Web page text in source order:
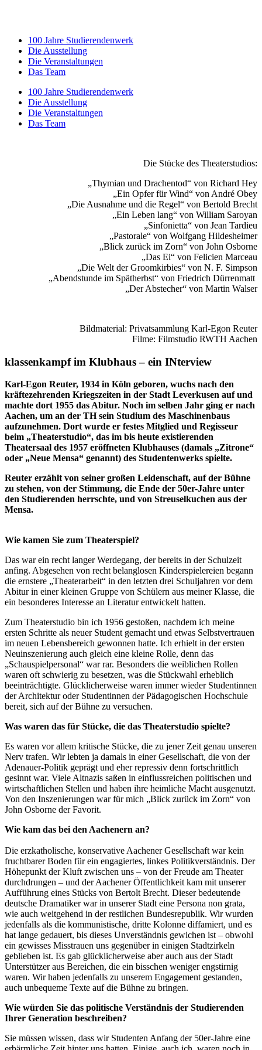
100 Jahre Studierendenwerk
Die Ausstellung
Die Veranstaltungen
Das Team
100 Jahre Studierendenwerk
Die Ausstellung
Die Veranstaltungen
Das Team
Die Stücke des Theaterstudios:
„Thymian und Drachentod“ von Richard Hey
„Ein Opfer für Wind“ von André Obey
„Die Ausnahme und die Regel“ von Bertold Brecht
„Ein Leben lang“ von William Saroyan
„Sinfonietta“ von Jean Tardieu
„Pastorale“ von Wolfgang Hildesheimer
„Blick zurück im Zorn“ von John Osborne
„Das Ei“ von Felicien Marceau
„Die Welt der Groomkirbies“ von N. F. Simpson
„Abendstunde im Spätherbst“ von Friedrich Dürrenmatt
„Der Abstecher“ von Martin Walser
Bildmaterial: Privatsammlung Karl-Egon Reuter
Filme: Filmstudio RWTH Aachen
klassenkampf im Klubhaus – ein INterview
Karl-Egon Reuter, 1934 in Köln geboren, wuchs nach den
kräftezehrenden Kriegszeiten in der Stadt Leverkusen auf und
machte dort 1955 das Abitur. Noch im selben Jahr ging er nach
Aachen, um an der TH sein Studium des Maschinenbaus
aufzunehmen. Dort wurde er festes Mitglied und Regisseur
beim „Theaterstudio“, das im bis heute existierenden
Theatersaal des 1957 eröffneten Klubhauses (damals „Zitrone“
oder „Neue Mensa“ genannt) des Studentenwerks spielte.
Reuter erzählt von seiner großen Leidenschaft, auf der Bühne
zu stehen, von der Stimmung, die Ende der 50er-Jahre unter
den Studierenden herrschte, und von Streuselkuchen aus der
Mensa.
Wie kamen Sie zum Theaterspiel?
Das war ein recht langer Werdegang, der bereits in der Schulzeit
anfing. Abgesehen von recht belanglosen Kinderspielereien begann
die ernstere „Theaterarbeit“ in den letzten drei Schuljahren vor dem
Abitur in einer kleinen Gruppe von Schülern aus meiner Klasse, die
ein besonderes Interesse an Literatur entwickelt hatten.
Zum Theaterstudio bin ich 1956 gestoßen, nachdem ich meine
ersten Schritte als neuer Student gemacht und etwas Selbstvertrauen
im neuen Lebensbereich gewonnen hatte. Ich erhielt in der ersten
Neuinszenierung auch gleich eine kleine Rolle, denn das
„Schauspielpersonal“ war rar. Besonders die weiblichen Rollen
waren oft schwierig zu besetzen, was die Stückwahl erheblich
beeinträchtigte. Glücklicherweise waren immer wieder Studentinnen
der Architektur oder Studentinnen der Pädagogischen Hochschule
bereit, sich auf der Bühne zu versuchen.
Was waren das für Stücke, die das Theaterstudio spielte?
Es waren vor allem kritische Stücke, die zu jener Zeit genau unseren
Nerv trafen. Wir lebten ja damals in einer Gesellschaft, die von der
Adenauer-Politik geprägt und eher repressiv denn fortschrittlich
gesinnt war. Viele Altnazis saßen in einflussreichen politischen und
wirtschaftlichen Stellen und haben ihre heimliche Macht ausgenutzt.
Von den Inszenierungen war für mich „Blick zurück im Zorn“ von
John Osborne der Favorit.
Wie kam das bei den Aachenern an?
Die erzkatholische, konservative Aachener Gesellschaft war kein
fruchtbarer Boden für ein engagiertes, linkes Politikverständnis. Der
Höhepunkt der Kluft zwischen uns – von der Freude am Theater
durchdrungen – und der Aachener Öffentlichkeit kam mit unserer
Aufführung eines Stücks von Bertolt Brecht. Dieser bedeutende
deutsche Dramatiker war in unserer Stadt eine Persona non grata,
wie auch weitgehend in der restlichen Bundesrepublik. Wir wurden
jedenfalls als die kommunistische, dritte Kolonne diffamiert, und es
hat lange gedauert, bis dieses Unverständnis gewichen ist – obwohl
ein gewisses Misstrauen uns gegenüber in einigen Stadtzirkeln
geblieben ist. Es gab glücklicherweise aber auch aus der Stadt
Unterstützer aus Bereichen, die ein bisschen weniger engstirnig
waren. Wir haben jedenfalls zu unserem Engagement gestanden,
auch unbequeme Texte auf die Bühne zu bringen.
Wie würden Sie das politische Verständnis der Studierenden
Ihrer Generation beschreiben?
Sie müssen wissen, dass wir Studenten Anfang der 50er-Jahre eine